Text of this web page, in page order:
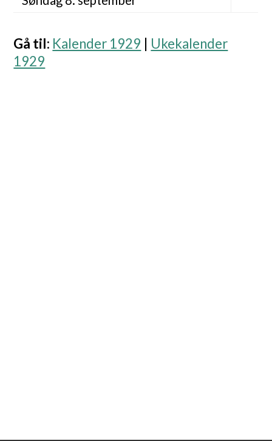
Gå til: Kalender 1929
Ukekalender
1929